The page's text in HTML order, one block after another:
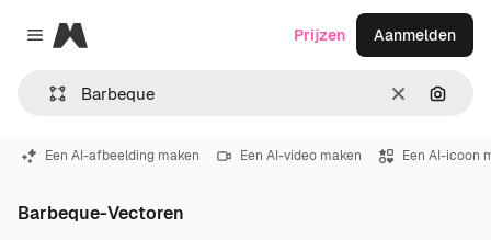
Close menu
Magnific
Wissen
Prijzen Aanmelden
Een AI-afbeelding maken Een AI-video maken Een AI-icoon
Barbeque-Vectoren